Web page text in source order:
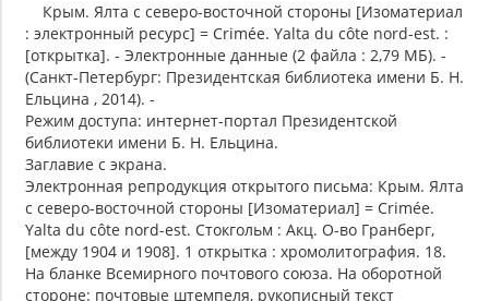
Крым. Ялта с северо-восточной стороны [Изоматериал
: электронный ресурс] = Crimée. Yalta du côte nord-est. :
[открытка]. - Электронные данные (2 файла : 2,79 МБ). -
(Санкт-Петербург: Президентская библиотека имени Б. Н.
Ельцина , 2014). -
Режим доступа: интернет-портал Президентской
библиотеки имени Б. Н. Ельцина.
Заглавие с экрана.
Электронная репродукция открытого письма: Крым. Ялта
с северо-восточной стороны [Изоматериал] = Crimée.
Yalta du côte nord-est. Стокгольм : Акц. О-во Гранберг,
[между 1904 и 1908]. 1 открытка : хромолитография. 18.
На бланке Всемирного почтового союза. На оборотной
стороне: почтовые штемпеля, рукописный текст